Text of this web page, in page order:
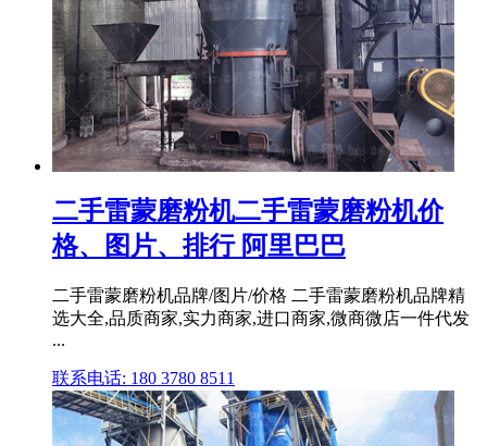
二手雷蒙磨粉机二手雷蒙磨粉机价
格、图片、排行 阿里巴巴
二手雷蒙磨粉机品牌/图片/价格 二手雷蒙磨粉机品牌精
选大全,品质商家,实力商家,进口商家,微商微店一件代发
...
联系电话: 180 3780 8511